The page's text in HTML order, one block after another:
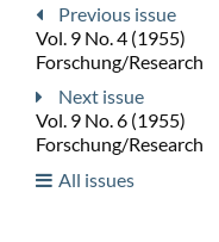
Previous issue
Vol. 9 No. 4 (1955)
Forschung/Research
Next issue
Vol. 9 No. 6 (1955)
Forschung/Research
All issues